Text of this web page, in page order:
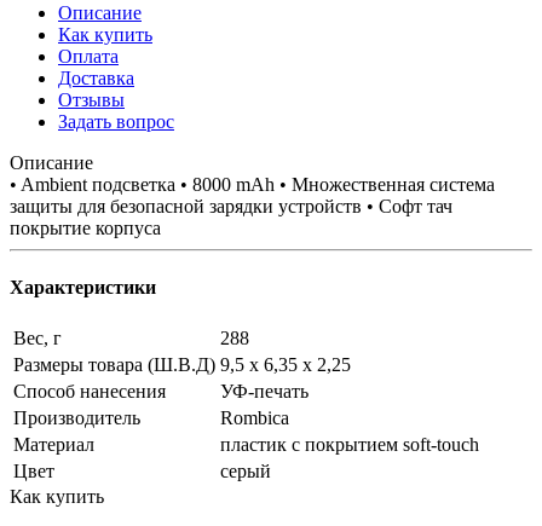
Описание
Как купить
Оплата
Доставка
Отзывы
Задать вопрос
Описание
• Ambient подсветка • 8000 mAh • Множественная система
защиты для безопасной зарядки устройств • Софт тач
покрытие корпуса
Характеристики
Вес, г
288
Размеры товара (Ш.В.Д) 9,5 x 6,35 x 2,25
Способ нанесения
УФ-печать
Производитель
Rombica
Материал
пластик с покрытием soft-touch
Цвет
серый
Как купить